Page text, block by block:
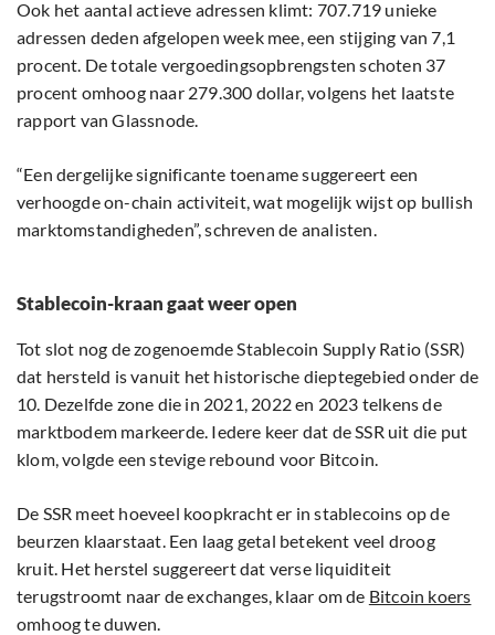
Ook het aantal actieve adressen klimt: 707.719 unieke
adressen deden afgelopen week mee, een stijging van 7,1
procent. De totale vergoedingsopbrengsten schoten 37
procent omhoog naar 279.300 dollar, volgens het laatste
rapport van Glassnode.
“Een dergelijke significante toename suggereert een
verhoogde on-chain activiteit, wat mogelijk wijst op bullish
marktomstandigheden”, schreven de analisten.
Stablecoin-kraan gaat weer open
Tot slot nog de zogenoemde Stablecoin Supply Ratio (SSR)
dat hersteld is vanuit het historische dieptegebied onder de
10. Dezelfde zone die in 2021, 2022 en 2023 telkens de
marktbodem markeerde. Iedere keer dat de SSR uit die put
klom, volgde een stevige rebound voor Bitcoin.
De SSR meet hoeveel koopkracht er in stablecoins op de
beurzen klaarstaat. Een laag getal betekent veel droog
kruit. Het herstel suggereert dat verse liquiditeit
terugstroomt naar de exchanges, klaar om de Bitcoin koers
omhoog te duwen.